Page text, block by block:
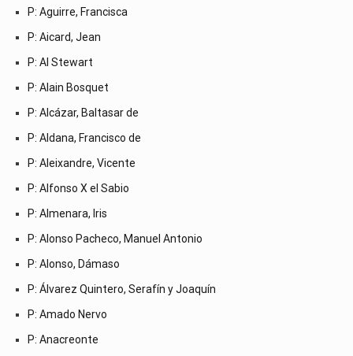
P: Aguirre, Francisca
P: Aicard, Jean
P: Al Stewart
P: Alain Bosquet
P: Alcázar, Baltasar de
P: Aldana, Francisco de
P: Aleixandre, Vicente
P: Alfonso X el Sabio
P: Almenara, Iris
P: Alonso Pacheco, Manuel Antonio
P: Alonso, Dámaso
P: Álvarez Quintero, Serafín y Joaquín
P: Amado Nervo
P: Anacreonte